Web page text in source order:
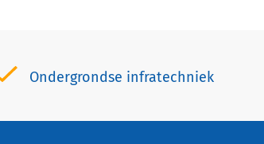
Ondergrondse infratechniek